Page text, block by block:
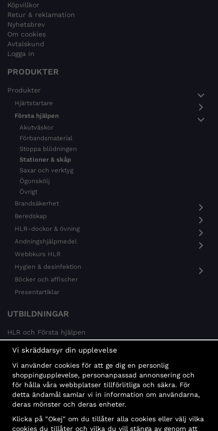
Köpvillkor
Retur & reklamation
Nyhetsbrev
Om cookies
Avtalskund
Logga in
PRODUKTER
Produkter
Hjärtstartare
Första hjälpen
Akutväskor
Förbandsmaterial
Stoppa blödningen
Stationer & skåp
Saxar och verktyg
Ögonskölj
Övrigt
Brandsäkerhet
Beredskap
HLR-dockor & övning
Andningshjälpmedel
Webbkurs HLR
Hygien & desinfektion
Böcker och affischer
Presentartiklar
UTBILDNINGAR
HLR och Första hjälpen
Psykisk hälsa
Brandskydd
MÅLGRUPPER
Offentlig sektor och företag
Privatpersoner
Vi skräddarsyr din upplevelse
Vi använder cookies för att ge dig en personlig
shoppingupplevelse, personanpassad annonsering och
för hålla våra webbplatser tillförlitliga och säkra. För
detta ändamål samlar vi in information om användarna,
deras mönster och deras enheter.
Klicka på "Okej" om du tillåter alla cookies eller välj vilka
cookies du tillåter och vilka du vill stänga av genom att